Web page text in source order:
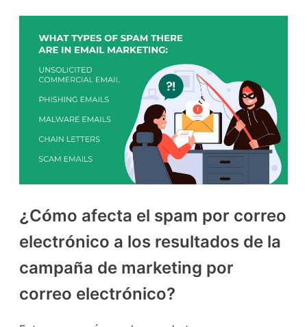
¿Cómo afecta el spam por correo
electrónico a los resultados de la
campaña de marketing por
correo electrónico?